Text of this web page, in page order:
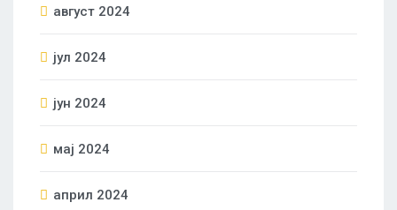
август 2024
јул 2024
јун 2024
мај 2024
април 2024